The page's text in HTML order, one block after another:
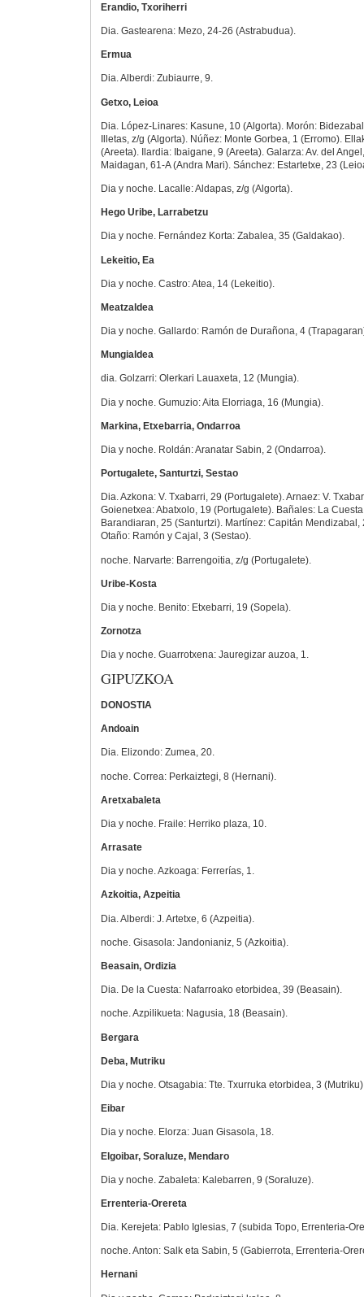
Erandio, Txoriherri
Dia. Gastearena: Mezo, 24-26 (Astrabudua).
Ermua
Dia. Alberdi: Zubiaurre, 9.
Getxo, Leioa
Dia. López-Linares: Kasune, 10 (Algorta). Morón:
Illetas, z/g (Algorta). Núñez: Monte Gorbea, 1 (Erromo).
(Areeta). Ilardia: Ibaigane, 9 (Areeta). Galarza: Av. del
Maidagan, 61-A (Andra Mari). Sánchez: Estartetxe, 23
Dia y noche. Lacalle: Aldapas, z/g (Algorta).
Hego Uribe, Larrabetzu
Dia y noche. Fernández Korta: Zabalea, 35 (Galdakao).
Lekeitio, Ea
Dia y noche. Castro: Atea, 14 (Lekeitio).
Meatzaldea
Dia y noche. Gallardo: Ramón de Durañona, 4
Mungialdea
dia. Golzarri: Olerkari Lauaxeta, 12 (Mungia).
Dia y noche. Gumuzio: Aita Elorriaga, 16 (Mungia).
Markina, Etxebarria, Ondarroa
Dia y noche. Roldán: Aranatar Sabin, 2 (Ondarroa).
Portugalete, Santurtzi, Sestao
Dia. Azkona: V. Txabarri, 29 (Portugalete). Arnaez: V.
Goienetxea: Abatxolo, 19 (Portugalete). Bañales: La
Barandiaran, 25 (Santurtzi). Martínez: Capitán Mendizabal,
Otaño: Ramón y Cajal, 3 (Sestao).
noche. Narvarte: Barrengoitia, z/g (Portugalete).
Uribe-Kosta
Dia y noche. Benito: Etxebarri, 19 (Sopela).
Zornotza
Dia y noche. Guarrotxena: Jauregizar auzoa, 1.
GIPUZKOA
DONOSTIA
Andoain
Dia. Elizondo: Zumea, 20.
noche. Correa: Perkaiztegi, 8 (Hernani).
Aretxabaleta
Dia y noche. Fraile: Herriko plaza, 10.
Arrasate
Dia y noche. Azkoaga: Ferrerías, 1.
Azkoitia, Azpeitia
Dia. Alberdi: J. Artetxe, 6 (Azpeitia).
noche. Gisasola: Jandonianiz, 5 (Azkoitia).
Beasain, Ordizia
Dia. De la Cuesta: Nafarroako etorbidea, 39 (Beasain).
noche. Azpilikueta: Nagusia, 18 (Beasain).
Bergara
Deba, Mutriku
Dia y noche. Otsagabia: Tte. Txurruka etorbidea, 3
Eibar
Dia y noche. Elorza: Juan Gisasola, 18.
Elgoibar, Soraluze, Mendaro
Dia y noche. Zabaleta: Kalebarren, 9 (Soraluze).
Errenteria-Orereta
Dia. Kerejeta: Pablo Iglesias, 7 (subida Topo, Errenteria-
noche. Anton: Salk eta Sabin, 5 (Gabierrota, Errenteria-
Hernani